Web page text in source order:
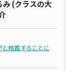
み (クラスの大
結婚することに